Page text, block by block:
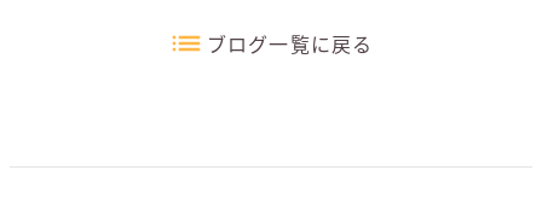
ブログ一覧に戻る